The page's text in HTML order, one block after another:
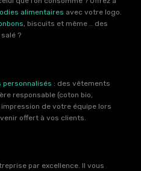
alimentaires avec votre logo.
, biscuits et même .. des
?
: des vêtements
responsable (coton bio,
de votre équipe lors
offert à vos clients.
par excellence. Il vous